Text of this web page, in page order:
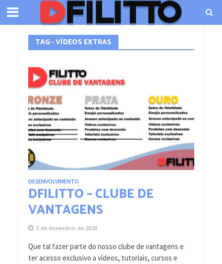
TAG - VÍDEOS EXTRAS
DESENVOLVIMENTO
DFILITTO – CLUBE DE
VANTAGENS
3 de dezembro de 2020
Que tal fazer parte do nosso clube de vantagens e
ter acesso exclusivo a vídeos, tutoriais, cursos e